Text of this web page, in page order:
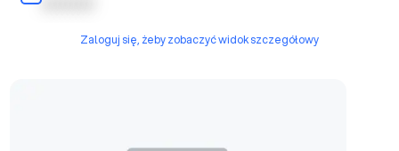
Zaloguj się, żeby zobaczyć widok szczegółowy